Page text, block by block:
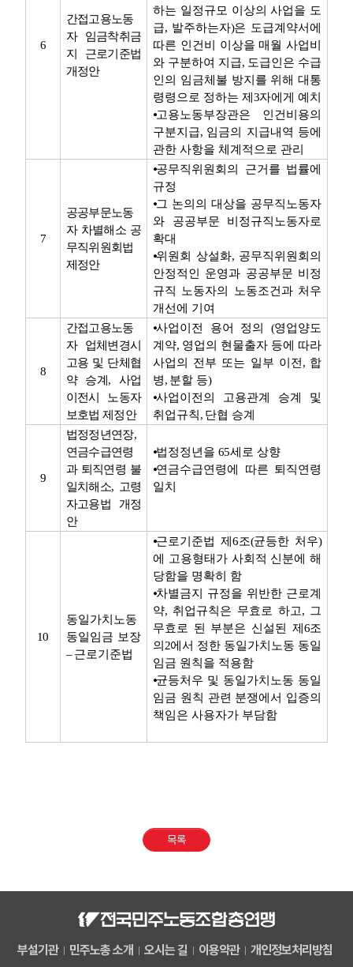
6
간접고용노동
자 임금착취금
지 근로기준법
개정안
하는 일정규모 이상의 사업을 도
급, 발주하는자)은 도급계약서에
따른 인건비 이상을 매월 사업비
와 구분하여 지급, 도급인은 수급
인의 임금체불 방지를 위해 대통
령령으로 정하는 제 3자에게 예치
⦁고용노동부장관은 인건비용의
구분지급, 임금의 지급내역 등에
관한 사항을 체계적으로 관리
7
공공부문노동
자 차별해소 공
무직위원회법
제정안
⦁공무직위원회의 근거를 법률에
규정
⦁그 논의의 대상을 공무직노동자
와 공공부문 비정규직노동자로
확대
⦁위원회 상설화, 공무직위원회의
안정적인 운영과 공공부문 비정
규직 노동자의 노동조건과 처우
개선에 기여
8
간접고용노동
자 업체변경시
고용 및 단체협
약 승계 , 사업
이전시 노동자
보호법 제정안
⦁사업이전 용어 정의 (영업양도
계약, 영업의 현물출자 등에 따라
사업의 전부 또는 일부 이전 , 합
병, 분할 등)
⦁사업이전의 고용관계 승계 및
취업규칙, 단협 승계
9
법정정년연장,
연금수급연령
과 퇴직연령 불
일치해소, 고령
자고용법 개정
안
⦁법정정년을65세로 상향
⦁연금수급연령에 따른 퇴직연령
일치
10
동일가치노동
동일임금 보장
–근로기준법
⦁근로기준법 제6조(균등한 처우)
에 고용형태가 사회적 신분에 해
당함을 명확히 함
⦁차별금지 규정을 위반한 근로계
약, 취업규칙은 무효로 하고, 그
무효로 된 부분은 신설된 제 6조
의 2에서 정한 동일가치노동 동일
임금 원칙을 적용함
⦁균등처우 및 동일가치노동 동일
임금 원칙 관련 분쟁에서 입증의
책임은 사용자가 부담함
목록
부설기관 민주노총 소개 오시는 길 이용약관 개인정보처리방침